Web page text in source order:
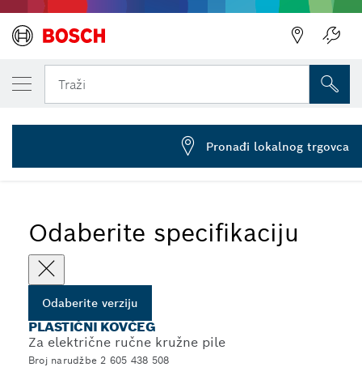
Traži
... Plastični kovčezi za ručne kružne pile
Odaberite specifikaciju
Odaberite verziju
PLASTIČNI KOVČEG
Za električne ručne kružne pile
Broj narudžbe 2 605 438 508
VAŠA ODABRANA VERZIJA
Plastični kovčeg
2 605 438 508
Pronađi lokalnog trgovca